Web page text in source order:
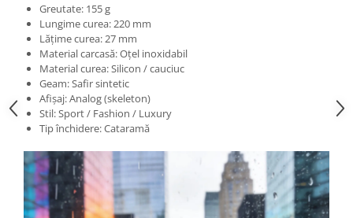
Greutate: 155 g
Lungime curea: 220 mm
Lățime curea: 27 mm
Material carcasă: Oțel inoxidabil
Material curea: Silicon / cauciuc
Geam: Safir sintetic
Afișaj: Analog (skeleton)
Stil: Sport / Fashion / Luxury
Tip închidere: Cataramă